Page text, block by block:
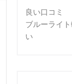
良い口コミ
ブルーライ
い